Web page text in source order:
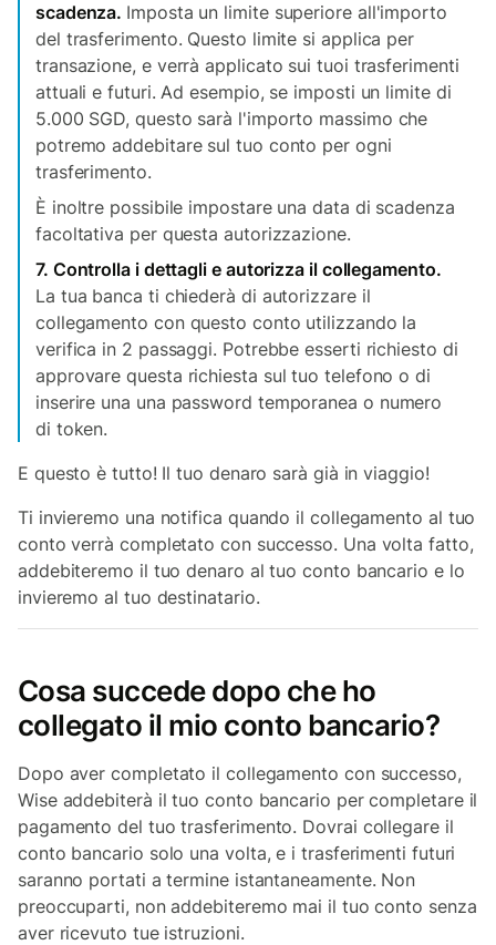
scadenza. Imposta un limite superiore all'importo
del trasferimento. Questo limite si applica per
transazione, e verrà applicato sui tuoi trasferimenti
attuali e futuri. Ad esempio, se imposti un limite di
5.000 SGD, questo sarà l'importo massimo che
potremo addebitare sul tuo conto per ogni
trasferimento.
È inoltre possibile impostare una data di scadenza
facoltativa per questa autorizzazione.
7. Controlla i dettagli e autorizza il collegamento.
La tua banca ti chiederà di autorizzare il
collegamento con questo conto utilizzando la
verifica in 2 passaggi. Potrebbe esserti richiesto di
approvare questa richiesta sul tuo telefono o di
inserire una una password temporanea o numero
di token.
E questo è tutto! Il tuo denaro sarà già in viaggio!
Ti invieremo una notifica quando il collegamento al tuo
conto verrà completato con successo. Una volta fatto,
addebiteremo il tuo denaro al tuo conto bancario e lo
invieremo al tuo destinatario.
Cosa succede dopo che ho
collegato il mio conto bancario?
Dopo aver completato il collegamento con successo,
Wise addebiterà il tuo conto bancario per completare il
pagamento del tuo trasferimento. Dovrai collegare il
conto bancario solo una volta, e i trasferimenti futuri
saranno portati a termine istantaneamente. Non
preoccuparti, non addebiteremo mai il tuo conto senza
aver ricevuto tue istruzioni.